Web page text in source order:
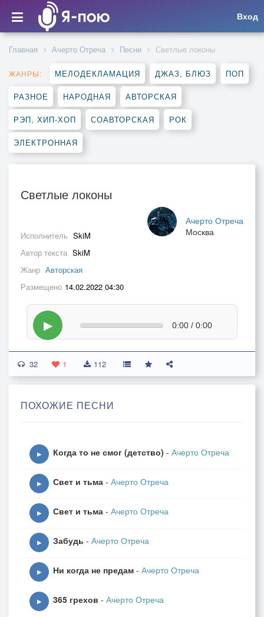
Вход
Главная Ачерто Отреча Песни Светлые локоны
ЖАНРЫ: МЕЛОДЕКЛАМАЦИЯ ДЖАЗ, БЛЮЗ ПОП
РАЗНОЕ НАРОДНАЯ АВТОРСКАЯ
РЭП, ХИП-ХОП СОАВТОРСКАЯ РОК
ЭЛЕКТРОННАЯ
Светлые локоны
Ачерто Отреча
Москва
Исполнитель SkiM
Автор текста SkiM
Жанр Авторская
Размещено 14.02.2022 04:30
▶ 0:00 / 0:00
32 1 112
ПОХОЖИЕ ПЕСНИ
▶ Когда то не смог (детство) - Ачерто Отреча
▶ Свет и тьма - Ачерто Отреча
▶ Свет и тьма - Ачерто Отреча
▶ Забудь - Ачерто Отреча
▶ Ни когда не предам - Ачерто Отреча
▶ 365 грехов - Ачерто Отреча